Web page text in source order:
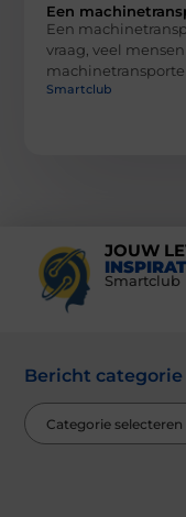
Een
Een
vraag, veel
Smartclub
JOUW
Smartclub
Bericht categorie